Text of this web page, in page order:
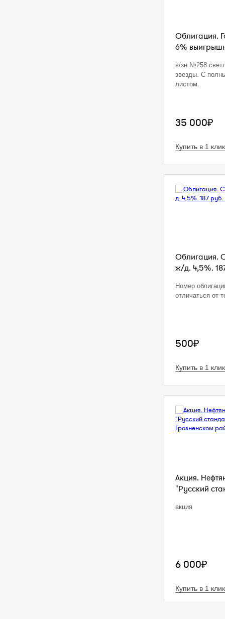
Облигация.
6%
в/зн №258
звезды. С
листом.
35 000₽
Купить в 1 клик
Облигация.
ж/д. 4,5%.
Номер
отличаться от
500₽
Купить в 1 клик
Акция.
"Русский
акция
6 000₽
Купить в 1 клик